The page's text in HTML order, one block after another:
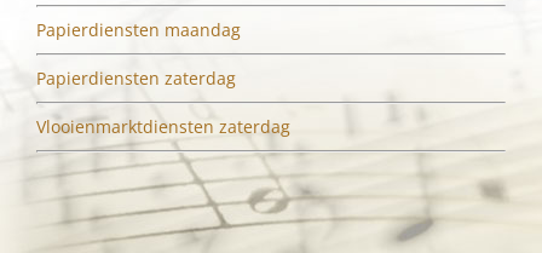
Papierdiensten maandag
Papierdiensten zaterdag
Vlooienmarktdiensten zaterdag